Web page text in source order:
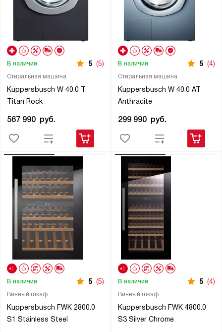
Стиральная машина
Kuppersbusch W 40.0 T
Titan Rock
В наличии 5 (5)
567 990 руб.
Стиральная машина
Kuppersbusch W 40.0 AT
Anthracite
В наличии 5 (4)
299 990 руб.
Винный шкаф
Kuppersbusch FWK 2800.0
S1 Stainless Steel
В наличии 5 (5)
Винный шкаф
Kuppersbusch FWK 4800.0
S3 Silver Chrome
В наличии 5 (4)